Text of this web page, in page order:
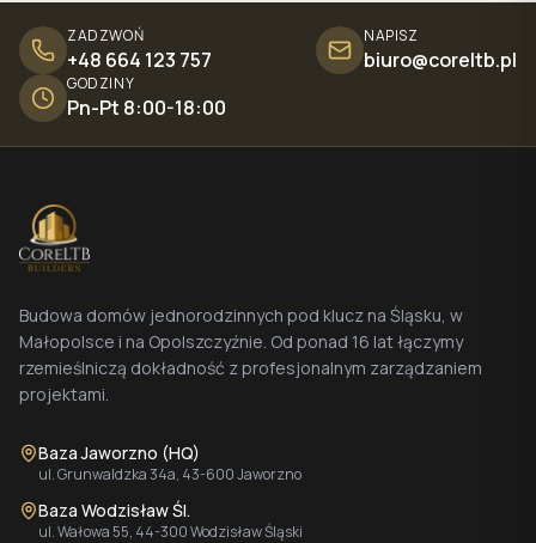
ZADZWOŃ
+48 664 123 757
NAPISZ
biuro@coreltb.pl
GODZINY
Pn-Pt 8:00-18:00
Budowa domów jednorodzinnych pod klucz na Śląsku, w
Małopolsce i na Opolszczyźnie. Od ponad 16 lat łączymy
rzemieślniczą dokładność z profesjonalnym zarządzaniem
projektami.
Baza Jaworzno (HQ)
ul. Grunwaldzka 34a, 43-600 Jaworzno
Baza Wodzisław Śl.
ul. Wałowa 55, 44-300 Wodzisław Śląski